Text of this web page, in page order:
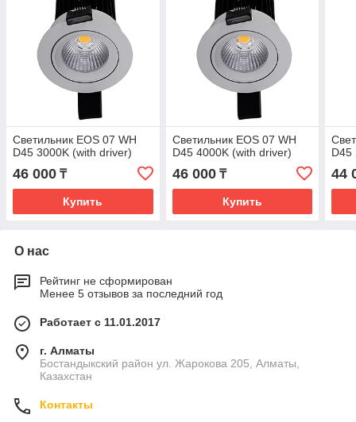
Светильник EOS 07 WH
D45 3000K (with driver)
46 000 ₸
Купить
Светильник EOS 07 WH
D45 4000K (with driver)
46 000₸
Купить
D45
44
О нас
Рейтинг не сформирован
Менее 5 отзывов за последний год
Работает с 11.01.2017
г. Алматы
Бостандыкский район ул. Жарокова 205, Алматы,
Казахстан
Контакты